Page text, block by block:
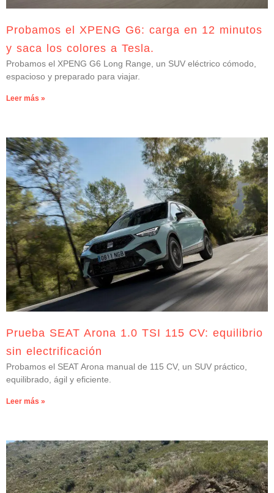
Probamos el XPENG G6: carga en 12 minutos
y saca los colores a Tesla.
Probamos el XPENG G6 Long Range, un SUV eléctrico cómodo,
espacioso y preparado para viajar.
Leer más »
Prueba SEAT Arona 1.0 TSI 115 CV: equilibrio
sin electrificación
Probamos el SEAT Arona manual de 115 CV, un SUV práctico,
equilibrado, ágil y eficiente.
Leer más »